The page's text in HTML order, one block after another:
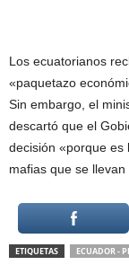
Los ecuatorianos
«paquetazo
Sin embargo, el
descartó que el
decisión «porque es
mafias que se
ETIQUETAS ECUADOR -